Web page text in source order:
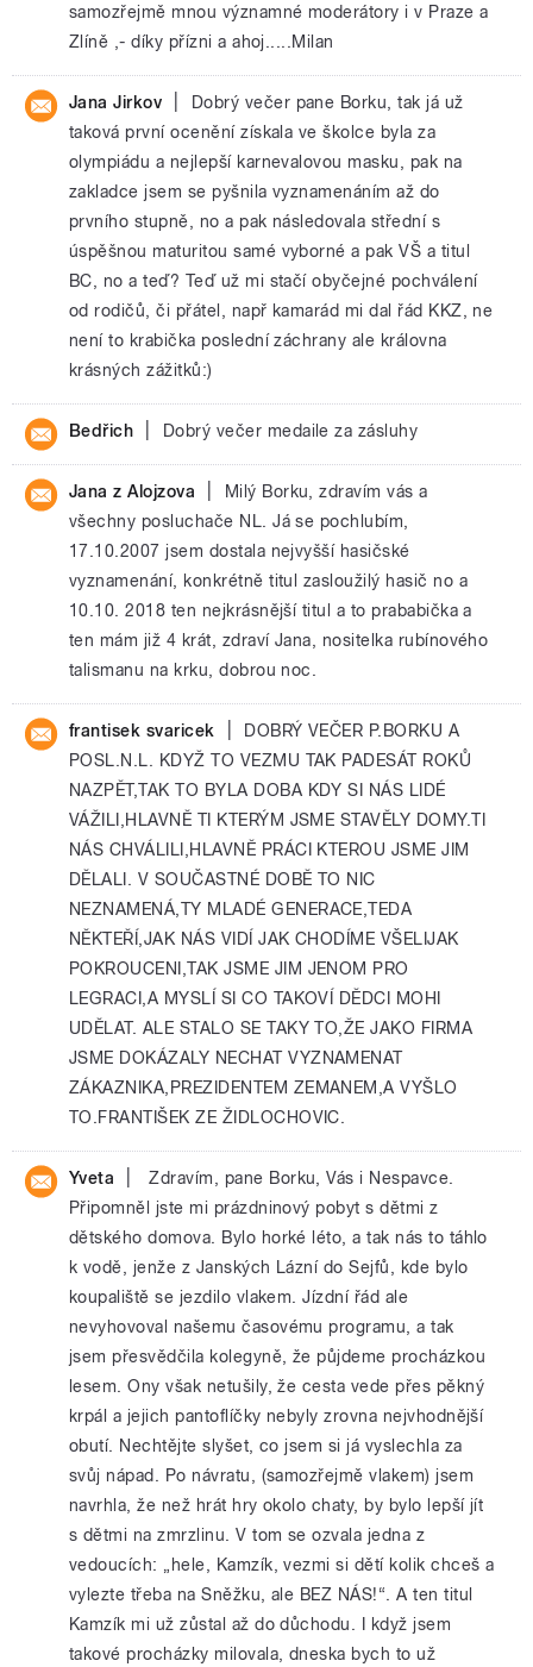
samozřejmě mnou významné moderátory i v Praze a
Zlíně ,- díky přízni a ahoj.....Milan
Jana Jirkov
Dobrý večer pane Borku, tak já už
taková první ocenění získala ve školce byla za
olympiádu a nejlepší karnevalovou masku, pak na
zakladce jsem se pyšnila vyznamenáním až do
prvního stupně, no a pak následovala střední s
úspěšnou maturitou samé vyborné a pak VŠ a titul
BC, no a teď? Teď už mi stačí obyčejné pochválení
od rodičů, či přátel, např kamarád mi dal řád KKZ, ne
není to krabička poslední záchrany ale královna
krásných zážitků:)
Bedřich Dobrý večer medaile za zásluhy
Jana z Alojzova
Milý Borku, zdravím vás a
všechny posluchače NL. Já se pochlubím,
17.10.2007 jsem dostala nejvyšší hasičské
vyznamenání, konkrétně titul zasloužilý hasič no a
10.10. 2018 ten nejkrásnější titul a to prababička a
ten mám již 4 krát, zdraví Jana, nositelka rubínového
talismanu na krku, dobrou noc.
frantisek svaricek
DOBRÝ VEČER P.BORKU A
POSL.N.L. KDYŽ TO VEZMU TAK PADESÁT ROKŮ
NAZPĚT,TAK TO BYLA DOBA KDY SI NÁS LIDÉ
VÁŽILI,HLAVNĚ TI KTERÝM JSME STAVĚLY DOMY.TI
NÁS CHVÁLILI,HLAVNĚ PRÁCI KTEROU JSME JIM
DĚLALI. V SOUČASTNÉ DOBĚ TO NIC
NEZNAMENÁ,TY MLADÉ GENERACE,TEDA
NĚKTEŘÍ,JAK NÁS VIDÍ JAK CHODÍME VŠELIJAK
POKROUCENI,TAK JSME JIM JENOM PRO
LEGRACI,A MYSLÍ SI CO TAKOVÍ DĚDCI MOHI
UDĚLAT. ALE STALO SE TAKY TO,ŽE JAKO FIRMA
JSME DOKÁZALY NECHAT VYZNAMENAT
ZÁKAZNIKA,PREZIDENTEM ZEMANEM,A VYŠLO
TO.FRANTIŠEK ZE ŽIDLOCHOVIC.
Yveta
Zdravím, pane Borku, Vás i Nespavce.
Připomněl jste mi prázdninový pobyt s dětmi z
dětského domova. Bylo horké léto, a tak nás to táhlo
k vodě, jenže z Janských Lázní do Sejfů, kde bylo
koupaliště se jezdilo vlakem. Jízdní řád ale
nevyhovoval našemu časovému programu, a tak
jsem přesvědčila kolegyně, že půjdeme procházkou
lesem. Ony však netušily, že cesta vede přes pěkný
krpál a jejich pantoflíčky nebyly zrovna nejvhodnější
obutí. Nechtějte slyšet, co jsem si já vyslechla za
svůj nápad. Po návratu, (samozřejmě vlakem) jsem
navrhla, že než hrát hry okolo chaty, by bylo lepší jít
s dětmi na zmrzlinu. V tom se ozvala jedna z
vedoucích: „hele, Kamzík, vezmi si dětí kolik chceš a
vylezte třeba na Sněžku, ale BEZ NÁS!“. A ten titul
Kamzík mi už zůstal až do důchodu. I když jsem
takové procházky milovala, dneska bych to už